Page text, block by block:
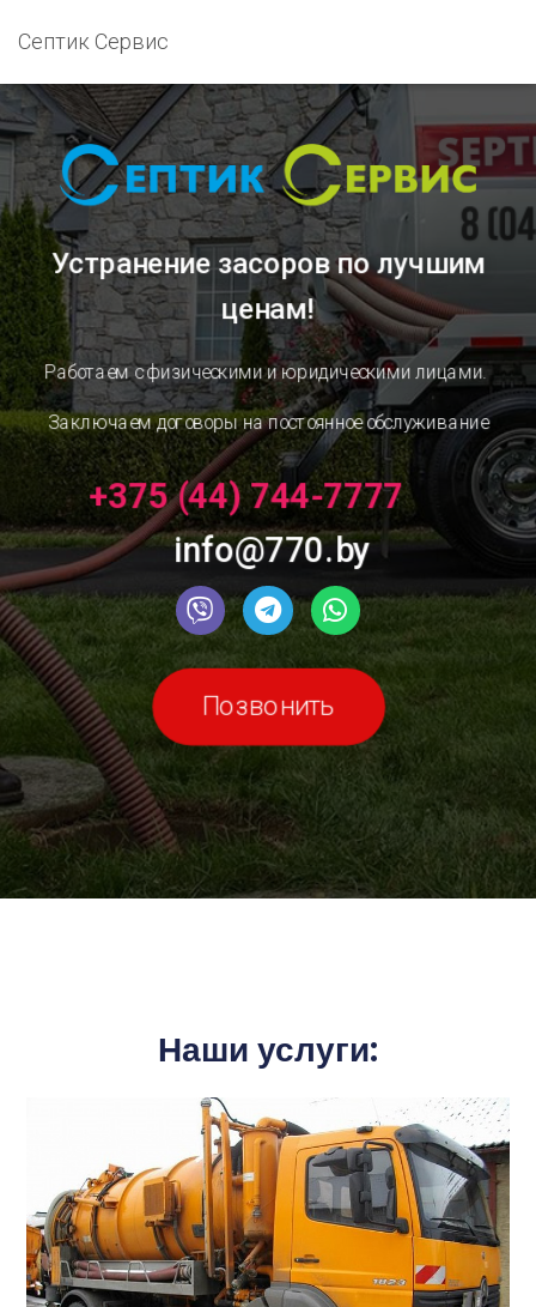
Септик Сервис
Устранение засоровпо лучшим
ценам!
Работаем с физическими и юридическими лицами.
Заключаем договоры на постоянное обслуживание
+375 (44) 744-7777
info@770.by
Позвонить
Наши услуги: